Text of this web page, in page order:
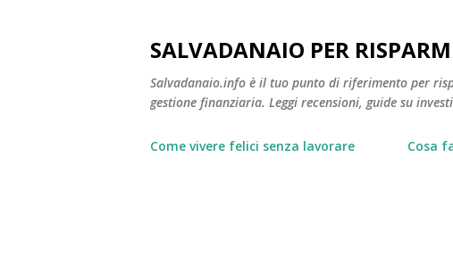
SALVADANAIO PER
Salvadanaio.info è il tuo punto di riferimento per
gestione finanziaria. Leggi recensioni, guide su
Come vivere felici senza lavorare Cosa